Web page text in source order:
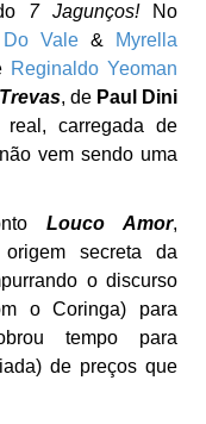
7 Jagunços!No
Do Vale &
Myrella
Reginaldo Yeoman
, de Paul Dini
carregada de
vem sendo uma
Louco Amor,
secreta da
o discurso
o Coringa) para
tempo para
de preços que